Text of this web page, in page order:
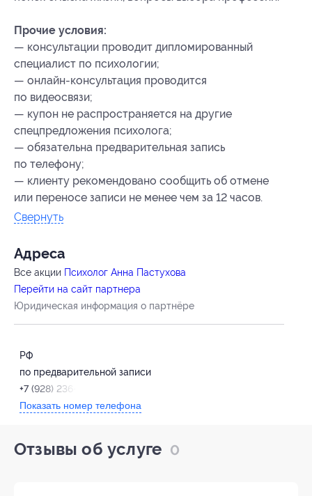
Прочие условия:
— консультации проводит дипломированный
специалист по психологии;
— онлайн-консультация проводится
по видеосвязи;
— купон не распространяется на другие
спецпредложения психолога;
— обязательна предварительная запись
по телефону;
— клиенту рекомендовано сообщить об отмене
или переносе записи не менее чем за 12 часов.
Свернуть
Адресa
Все акции Психолог Анна Пастухова
Перейти на сайт партнера
Юридическая информация о партнёре
РФ
по предварительной записи
+7 (928) 236-40-02
Показать номер телефона
Отзывы об услуге 0